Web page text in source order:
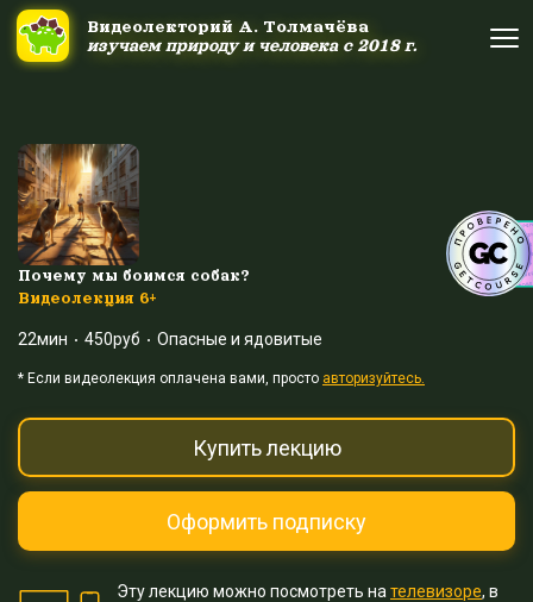
Ссылка на это место страницы: #uppage
Видеолекторий А. Толмачёва
изучаем природу и человека с 2018 г.
Научные шоу и путешествия
Акция дня
Выйти
Видеолекторий А. Толмачёва
изучаем природу и человека с 2018 г.
Научные шоу и путешествия
Акция дня
Войти
Почему мы боимся собак?
Видеолекция 6+
22мин 450руб Опасные и ядовитые
* Eсли видеолекция оплачена вами, просто авторизуйтесь.
Купить лекцию
Оформить подписку
Эту лекцию можно посмотреть на телевизоре, в